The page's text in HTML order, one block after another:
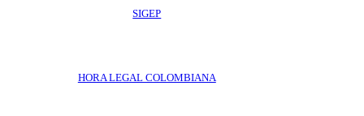
SIGEP
HORA LEGAL COLOMBIANA